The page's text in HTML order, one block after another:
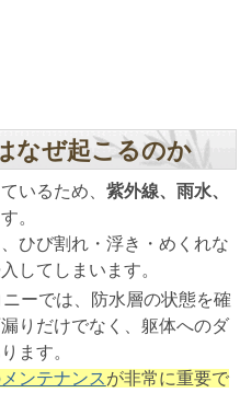
なぜ起こるのか
いるため、 紫外線、雨水、
。
ひび割れ・浮き・めくれな
してしまいます。
ーでは、防水層の状態を確
りだけでなく、躯体へのダ
ます。
ンテナンスが非常に重要で